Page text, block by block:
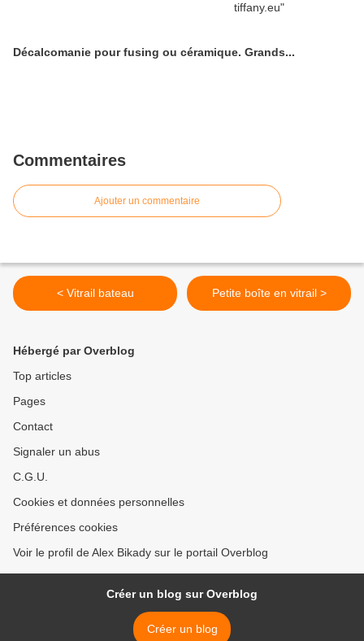
Décalcomanie pour fusing ou céramique. Grands...
Commentaires
Ajouter un commentaire
< Vitrail bateau Petite boîte en vitrail >
Hébergé par Overblog
Top articles
Pages
Contact
Signaler un abus
C.G.U.
Cookies et données personnelles
Préférences cookies
Voir le profil de Alex Bikady sur le portail Overblog
Créer un blog sur Overblog
Créer un blog